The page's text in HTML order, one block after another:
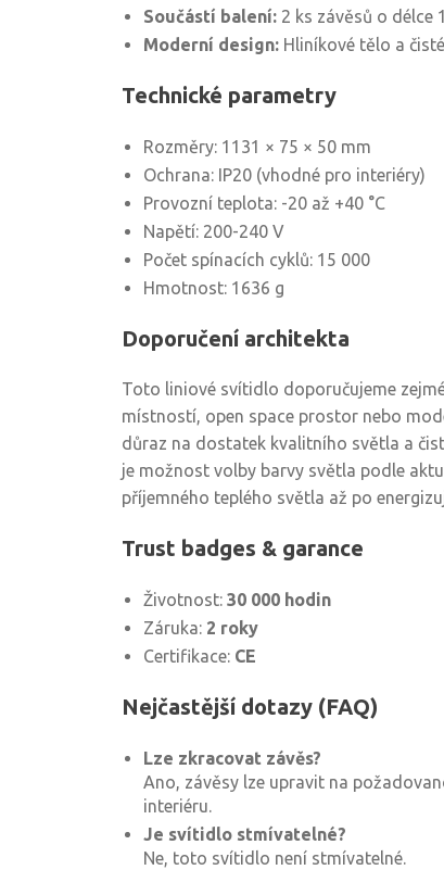
Součástí balení: 2 ks závěsů o délce
Moderní design: Hliníkové tělo a
Technické parametry
Rozměry: 1131 × 75 × 50 mm
Ochrana: IP20 (vhodné pro interiéry)
Provozní teplota: -20 až +40 °C
Napětí: 200-240 V
Počet spínacích cyklů: 15 000
Hmotnost: 1636 g
Doporučení architekta
Toto liniové svítidlo doporučujeme
místností, open space prostor nebo
důraz na dostatek kvalitního světla a
je možnost volby barvy světla podle
příjemného teplého světla až po
Trust badges & garance
Životnost: 30 000 hodin
Záruka: 2 roky
Certifikace: CE
Nejčastější dotazy (FAQ)
Lze zkracovat závěs?
Ano, závěsy lze upravit na
interiéru.
Je svítidlo stmívatelné?
Ne, toto svítidlo není stmívatelné.